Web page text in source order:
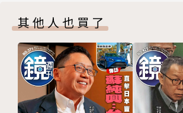
已有微詞，柯文哲私下更直言「陽春主
黨」，柯一審宣判後的委任律師人選
檢驗點；其次，白營憂心黃卸任立委
搜索，恐衝擊白營，此外，藍白內部
出現怨言，黃指揮明年選戰、布局藍
靚時尚 壞透 Sheer Dress
好食 在北美館，藝術可以當飯吃
夏至吃肉圓堪稱信仰
影評《去死吧，親愛的》
影評《暴蜂尼亞》
其他人也買了